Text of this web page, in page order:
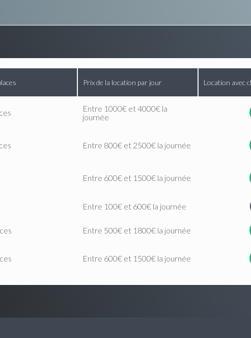
Prix de la location par jour Location avec
Entre 1000€ et 4000€ la
journée
Entre 800€ et 2500€ la journée
Entre 600€ et 1500€ la journée
Entre 100€ et 600€ la journée
Entre 500€ et 1800€ la journée
Entre 600€ et 1500€ la journée